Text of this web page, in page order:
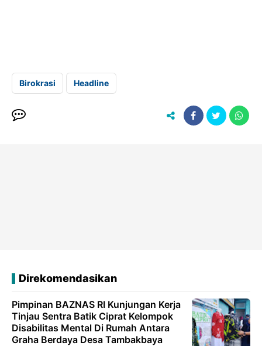
Birokrasi Headline
Direkomendasikan
Pimpinan BAZNAS RI Kunjungan Kerja
Tinjau Sentra Batik Ciprat Kelompok
Disabilitas Mental Di Rumah Antara
Graha Berdaya Desa Tambakbaya